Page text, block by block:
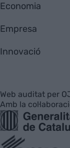
Economia
Empresa
Innovació
Web auditat per
Amb la